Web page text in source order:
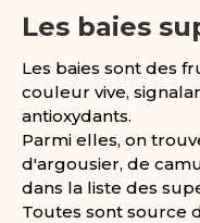
Les baies
Les baies sont des
couleur vive,
antioxydants.
Parmi elles, on
d'argousier, de
dans la liste des
Toutes sont source